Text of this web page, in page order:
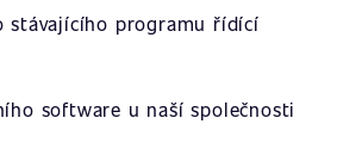
stávajícího programu řídící
software u naší společnosti